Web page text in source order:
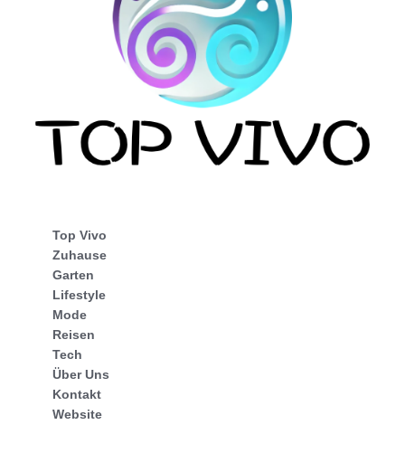
Top Vivo
Zuhause
Garten
Lifestyle
Mode
Reisen
Tech
Über Uns
Kontakt
Website